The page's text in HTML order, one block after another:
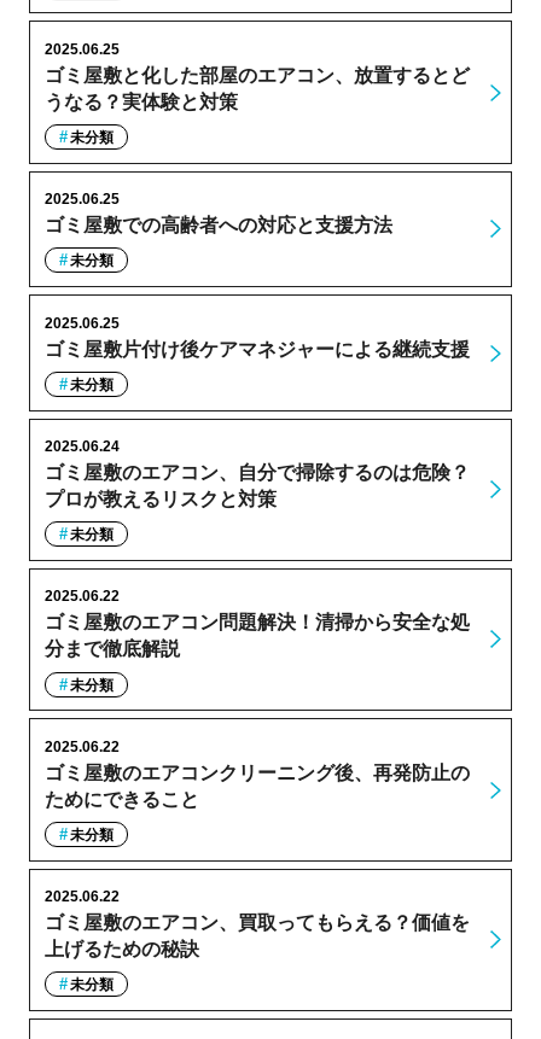
ゴミ屋敷と化した部屋のエアコン、放置するとど
うなる？実体験と対策
2025.06.25
未分類
ゴミ屋敷での高齢者への対応と支援方法
2025.06.25
未分類
ゴミ屋敷片付け後ケアマネジャーによる継続支援
2025.06.25
未分類
ゴミ屋敷のエアコン、自分で掃除するのは危険？
プロが教えるリスクと対策
2025.06.24
未分類
ゴミ屋敷のエアコン問題解決！清掃から安全な処
分まで徹底解説
2025.06.22
未分類
ゴミ屋敷のエアコンクリーニング後、再発防止の
ためにできること
2025.06.22
未分類
ゴミ屋敷のエアコン、買取ってもらえる？価値を
上げるための秘訣
2025.06.22
未分類